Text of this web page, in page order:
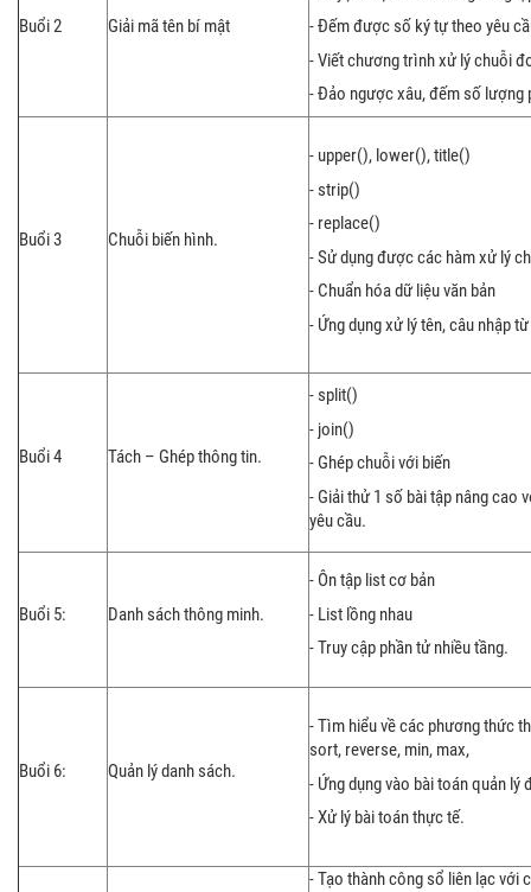
Buổi 2 Giải mã tên bí mật
- Đếm được số ký tự theo yêu
- Viết chương trình xử lý chuỗi
- Đảo ngược xâu, đếm số lượng
Buổi 3 Chuỗi biến hình.
- upper(), lower(), title()
- strip()
- replace()
- Sử dụng được các hàm xử lý
- Chuẩn hóa dữ liệu văn bản
- Ứng dụng xử lý tên, câu nhập
Buổi 4 Tách – Ghép thông tin.
- split()
- join()
- Ghép chuỗi với biến
- Giải thử 1 số bài tập nâng cao
yêu cầu.
Buổi 5: Danh sách thông minh.
- Ôn tập list cơ bản
- List lồng nhau
- Truy cập phần tử nhiều tầng.
Buổi 6: Quản lý danh sách.
- Tìm hiểu về các phương thức
sort, reverse, min, max,
- Ứng dụng vào bài toán quản lý
- Xử lý bài toán thực tế.
- Tạo thành công sổ liên lạc với